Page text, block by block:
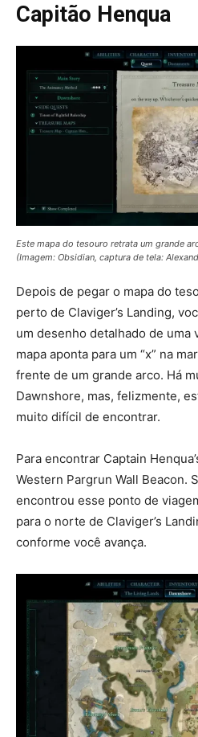
Capitão Henqua
Este mapa do tesouro retrata um grande
(Imagem: Obsidian, captura de tela:
Depois de pegar o mapa do
perto de Claviger’s Landing,
um desenho detalhado de uma
mapa aponta para um “x” na
frente de um grande arco. Há
Dawnshore, mas, felizmente,
muito difícil de encontrar.
Para encontrar Captain
Western Pargrun Wall Beacon.
encontrou esse ponto de
para o norte de Claviger’s
conforme você avança.